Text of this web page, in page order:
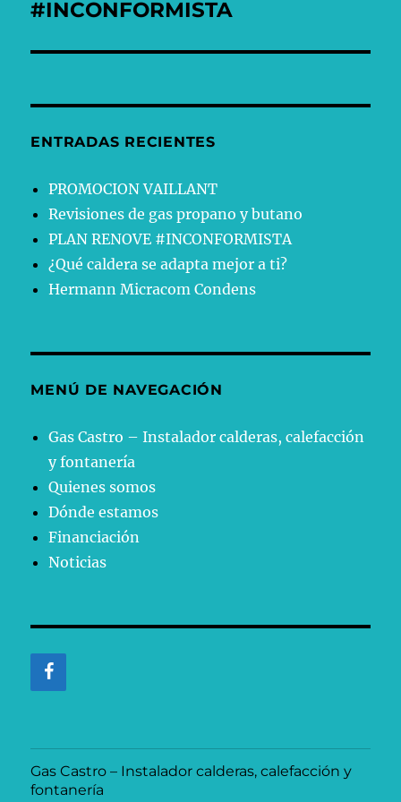
siguiente:
#INCONFORMISTA
ENTRADAS RECIENTES
PROMOCION VAILLANT
Revisiones de gas propano y butano
PLAN RENOVE #INCONFORMISTA
¿Qué caldera se adapta mejor a ti?
Hermann Micracom Condens
MENÚ DE NAVEGACIÓN
Gas Castro – Instalador calderas, calefacción
y fontanería
Quienes somos
Dónde estamos
Financiación
Noticias
Gas Castro – Instalador calderas, calefacción y
fontanería